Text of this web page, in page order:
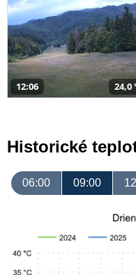
12:06 24,0
Historické
06:00 09:00